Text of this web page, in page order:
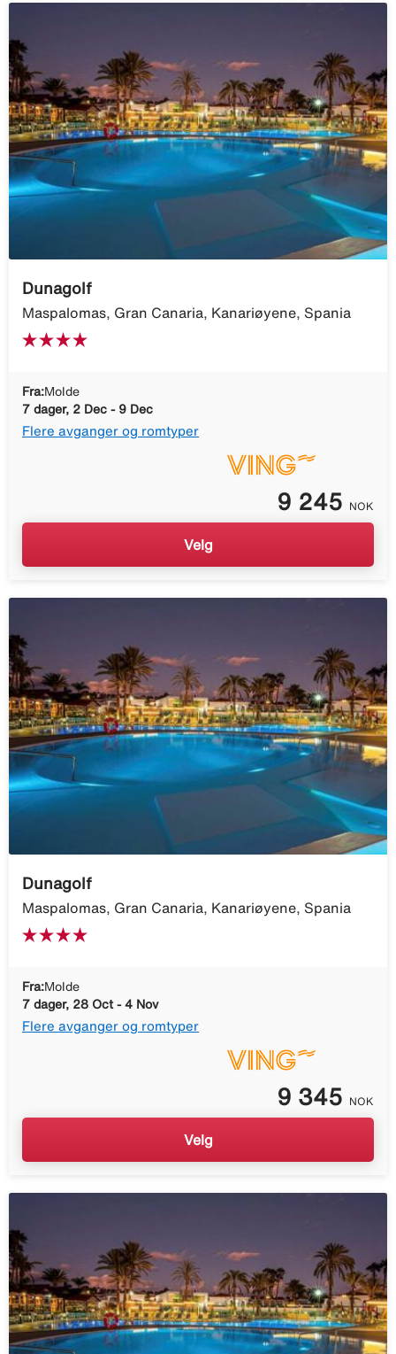
Dunagolf
Maspalomas, Gran Canaria, Kanariøyene, Spania
Fra:Molde
7 dager, 2 Dec - 9 Dec
Flere avganger og romtyper
9 245 NOK
Velg
Dunagolf
Maspalomas, Gran Canaria, Kanariøyene, Spania
Fra:Molde
7 dager, 28 Oct - 4 Nov
Flere avganger og romtyper
9 345 NOK
Velg